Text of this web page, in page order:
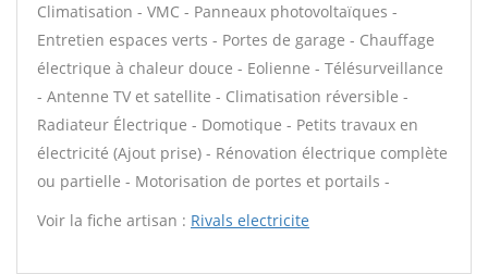
Climatisation - VMC - Panneaux photovoltaïques -
Entretien espaces verts - Portes de garage - Chauffage
électrique à chaleur douce - Eolienne - Télésurveillance
- Antenne TV et satellite - Climatisation réversible -
Radiateur Électrique - Domotique - Petits travaux en
électricité (Ajout prise) - Rénovation électrique complète
ou partielle - Motorisation de portes et portails -
Voir la fiche artisan : Rivals electricite